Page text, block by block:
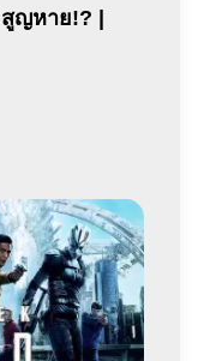
ญหาย!? |